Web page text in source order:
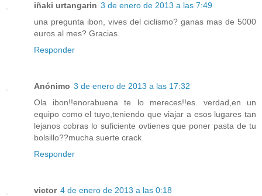
iñaki urtangarin 3 de enero de 2013 a las 7:49
una pregunta ibon, vives del ciclismo? ganas mas de 5000
euros al mes? Gracias.
Responder
Anónimo 3 de enero de 2013 a las 17:32
Ola ibon!!enorabuena te lo mereces!!es. verdad,en un
equipo como el tuyo,teniendo que viajar a esos lugares tan
lejanos cobras lo suficiente ovtienes que poner pasta de tu
bolsillo??mucha suerte crack
Responder
victor 4 de enero de 2013 a las 0:18